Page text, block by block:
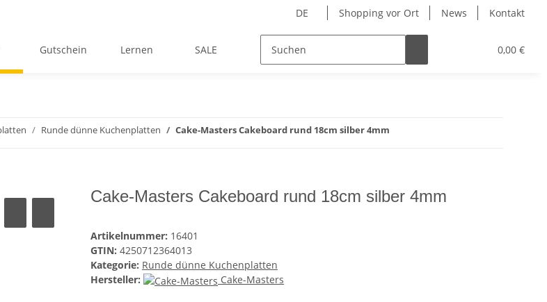
DE Shopping vor Ort News Kontakt
0,00 €
Gutschein Lernen SALE Hersteller
Runde dünne Kuchenplatten Cake-Masters Cakeboard rund 18cm silber 4mm
Cake-Masters Cakeboard rund 18cm silber 4mm
Artikelnummer: 16401
GTIN: 4250712364013
Kategorie: Runde dünne Kuchenplatten
Hersteller:
Cake-Masters